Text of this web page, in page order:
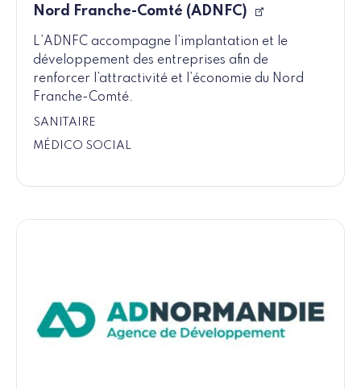
Nord Franche-Comté (ADNFC)
L’ADNFC accompagne l’implantation et le
développement des entreprises afin de
renforcer l’attractivité et l’économie du Nord
Franche-Comté.
SANITAIRE
MÉDICO SOCIAL